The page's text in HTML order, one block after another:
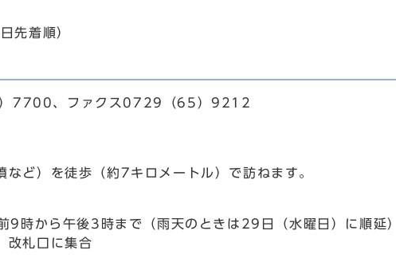
先着順）
7700、ファクス0729（65）9212
ど）を徒歩（約7キロメートル）で訪ねます。
から午後3時まで（雨天のときは29日（水曜日）に順延）
札口に集合